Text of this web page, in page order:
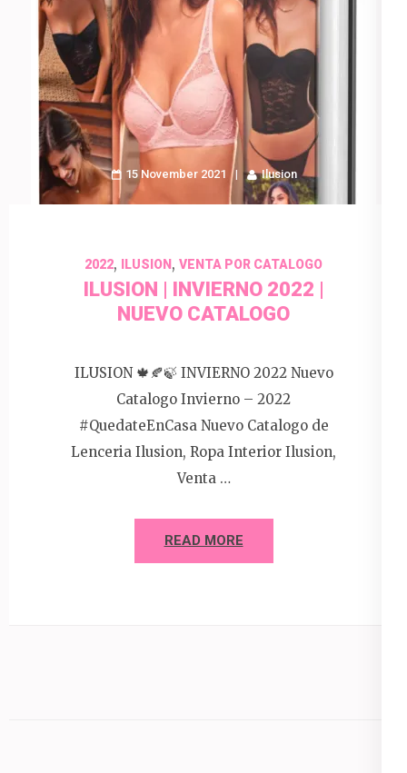
15 November 2021 Ilusion
2022, ILUSION, VENTA POR CATALOGO
ILUSION | INVIERNO 2022 |
NUEVO CATALOGO
ILUSION 🍁🍂🍃 INVIERNO 2022 Nuevo
Catalogo Invierno – 2022
#QuedateEnCasa Nuevo Catalogo de
Lenceria Ilusion, Ropa Interior Ilusion,
Venta …
READ MORE